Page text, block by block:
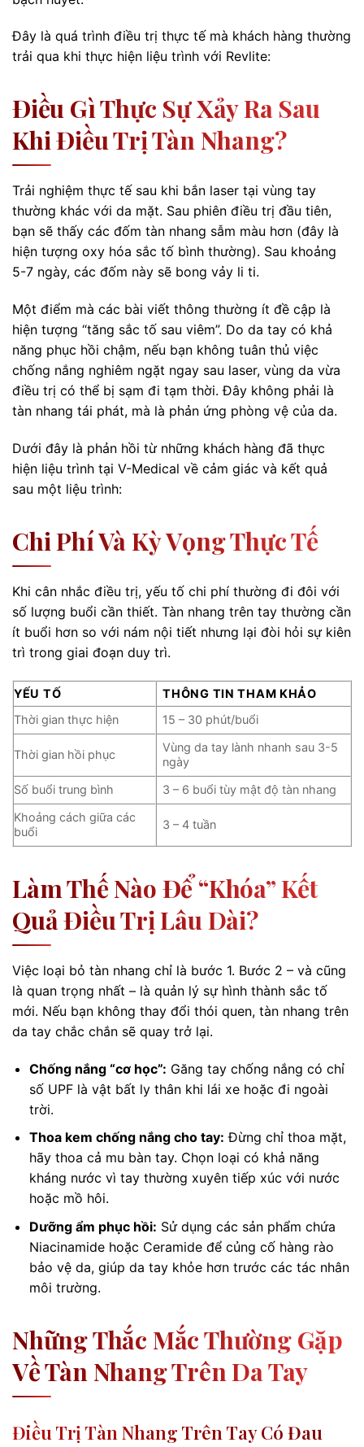
Đây là quá trình điều trị thực tế mà khách hàng thường
trải qua khi thực hiện liệu trình với Revlite:
Điều Gì Thực Sự Xảy Ra Sau
Khi Điều Trị Tàn Nhang?
Trải nghiệm thực tế sau khi bắn laser tại vùng tay
thường khác với da mặt. Sau phiên điều trị đầu tiên,
bạn sẽ thấy các đốm tàn nhang sẫm màu hơn (đây là
hiện tượng oxy hóa sắc tố bình thường). Sau khoảng
5-7 ngày, các đốm này sẽ bong vảy li ti.
Một điểm mà các bài viết thông thường ít đề cập là
hiện tượng “tăng sắc tố sau viêm”. Do da tay có khả
năng phục hồi chậm, nếu bạn không tuân thủ việc
chống nắng nghiêm ngặt ngay sau laser, vùng da vừa
điều trị có thể bị sạm đi tạm thời. Đây không phải là
tàn nhang tái phát, mà là phản ứng phòng vệ của da.
Dưới đây là phản hồi từ những khách hàng đã thực
hiện liệu trình tại V-Medical về cảm giác và kết quả
sau một liệu trình:
Chi Phí Và Kỳ Vọng Thực Tế
Khi cân nhắc điều trị, yếu tố chi phí thường đi đôi với
số lượng buổi cần thiết. Tàn nhang trên tay thường cần
ít buổi hơn so với nám nội tiết nhưng lại đòi hỏi sự kiên
trì trong giai đoạn duy trì.
YẾU TỐ
THÔNG TIN THAM KHẢO
Thời gian thực hiện
15 – 30 phút/buổi
Thời gian hồi phục
Vùng da tay lành nhanh sau 3-5
ngày
Số buổi trung bình
3 – 6 buổi tùy mật độ tàn nhang
Khoảng cách giữa các
buổi
3 – 4 tuần
Làm Thế Nào Để “khóa” Kết
Quả Điều Trị Lâu Dài?
Việc loại bỏ tàn nhang chỉ là bước 1. Bước 2 – và cũng
là quan trọng nhất – là quản lý sự hình thành sắc tố
mới. Nếu bạn không thay đổi thói quen, tàn nhang trên
da tay chắc chắn sẽ quay trở lại.
Chống nắng “cơ học”: Găng tay chống nắng có chỉ
số UPF là vật bất ly thân khi lái xe hoặc đi ngoài
trời.
Thoa kem chống nắng cho tay: Đừng chỉ thoa mặt,
hãy thoa cả mu bàn tay. Chọn loại có khả năng
kháng nước vì tay thường xuyên tiếp xúc với nước
hoặc mồ hôi.
Dưỡng ẩm phục hồi: Sử dụng các sản phẩm chứa
Niacinamide hoặc Ceramide để củng cố hàng rào
bảo vệ da, giúp da tay khỏe hơn trước các tác nhân
môi trường.
Những Thắc Mắc Thường Gặp
Về Tàn Nhang Trên Da Tay
Điều Trị Tàn Nhang Trên Tay Có Đau